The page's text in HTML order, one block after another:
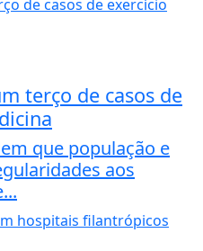
terço de casos de
que população e
aos